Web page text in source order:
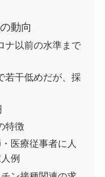
動向
ナ以前の水準まで
若干低めだが、採
特徴
医療従事者に人
例